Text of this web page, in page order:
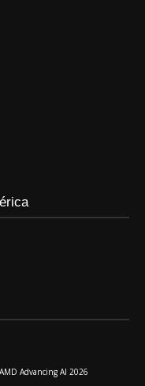
AMD Advancing AI 2026